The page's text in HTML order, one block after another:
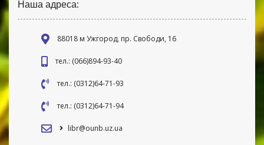
Наша адреса:
88018 м Ужгород, пр. Свободи, 16
тел.: (066)894-93-40
тел.: (0312)64-71-93
тел.: (0312)64-71-94
libr@ounb.uz.ua